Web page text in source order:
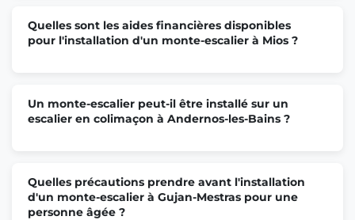
Quelles sont les aides financières disponibles
pour l'installation d'un monte-escalier à Mios ?
Un monte-escalier peut-il être installé sur un
escalier en colimaçon à Andernos-les-Bains ?
Quelles précautions prendre avant l'installation
d'un monte-escalier à Gujan-Mestras pour une
personne âgée ?